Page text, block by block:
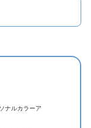
ナルカラーア